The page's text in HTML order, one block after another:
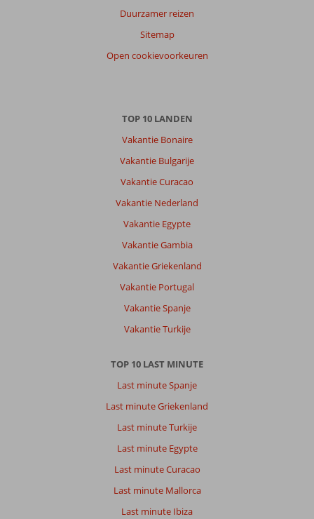
Duurzamer reizen
Sitemap
Open cookievoorkeuren
TOP 10 LANDEN
Vakantie Bonaire
Vakantie Bulgarije
Vakantie Curacao
Vakantie Nederland
Vakantie Egypte
Vakantie Gambia
Vakantie Griekenland
Vakantie Portugal
Vakantie Spanje
Vakantie Turkije
TOP 10 LAST MINUTE
Last minute Spanje
Last minute Griekenland
Last minute Turkije
Last minute Egypte
Last minute Curacao
Last minute Mallorca
Last minute Ibiza